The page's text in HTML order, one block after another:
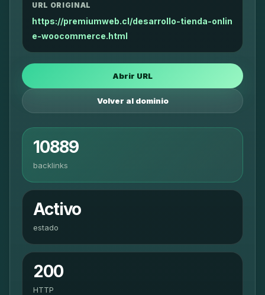
URL ORIGINAL
https://premiumweb.cl/desarrollo-tienda-onlin
e-woocommerce.html
Abrir URL
Volver al dominio
10889
backlinks
Activo
estado
200
HTTP